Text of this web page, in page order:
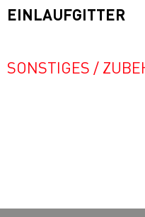
EINLAUFGITTER
SONSTIGES /